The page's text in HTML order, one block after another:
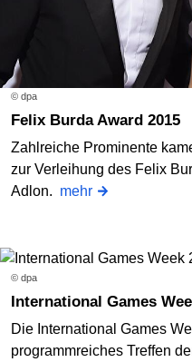
© dpa
Felix Burda Award 2015
Zahlreiche Prominente
zur Verleihung des Felix
Adlon. mehr
© dpa
International Games
Die International Games
programmreiches Treffen